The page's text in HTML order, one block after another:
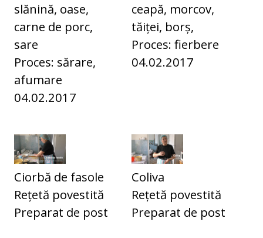
slănină, oase,
carne de porc,
sare
Proces: sărare,
afumare
04.02.2017
ceapă, morcov,
tăiței, borș,
Proces: fierbere
04.02.2017
Ciorbă de fasole
Rețetă povestită
Preparat de post
Coliva
Rețetă povestită
Preparat de post